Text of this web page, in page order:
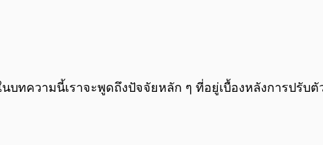
บทความนี้เราจะพูดถึงปัจจัยหลัก ๆ ที่อยู่เบื้องหลังการปรับ